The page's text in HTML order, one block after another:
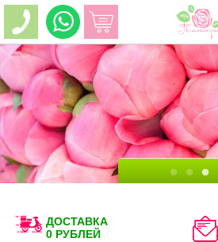
ДОСТАВКА
0 РУБЛЕЙ